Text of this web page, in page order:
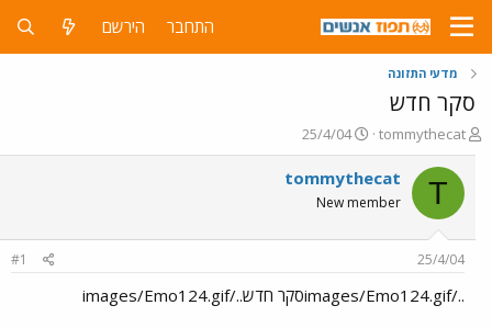
התחבר הירשם
מדעי התזונה
סקר חדש
פ
ו
ת
ח
ה
ש
tommythecat
פ
ו
ר
ם
ר
25/4/04
T
tommythecat
New member
25/4/04
#1
../images/Emo124.gifסקר חדש../images/Emo124.gif